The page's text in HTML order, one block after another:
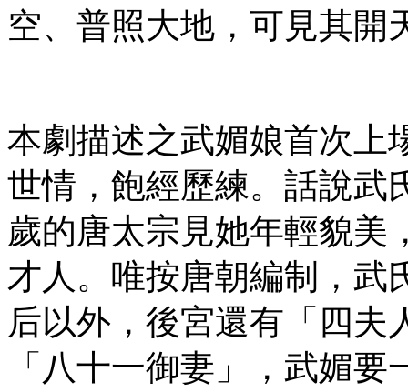
空、普照大地，可見其開
本劇描述之武媚娘首次上
世情，飽經歷練。話說武
歲的唐太宗見她年輕貌美
才人。唯按唐朝編制，武
后以外，後宮還有「四夫
「八十一御妻」，武媚